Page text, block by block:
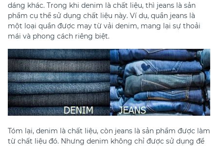
dáng khác. Trong khi denim là chất liệu, thì jeans là sản
phẩm cụ thể sử dụng chất liệu này. Ví dụ, quần jeans là
một loại quần được may từ vải denim, mang lại sự thoải
mái và phong cách riêng biệt.
Tóm lại, denim là chất liệu, còn jeans là sản phẩm được làm
từ chất liệu đó. Nhưng denim không chỉ được sử dụng để